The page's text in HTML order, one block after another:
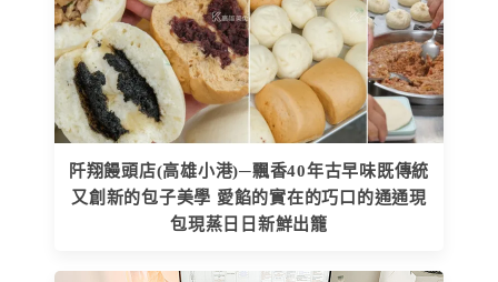
阡翔饅頭店(高雄小港)─飄香40年古早味既傳統
又創新的包子美學 愛餡的實在的巧口的通通現
包現蒸日日新鮮出籠